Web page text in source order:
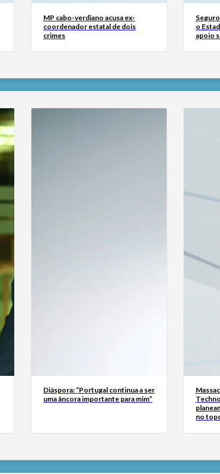
MP cabo-verdiano acusa ex-
coordenador estatal de dois
crimes
o
apoio
Diáspora: “Portugal continua a ser
uma âncora importante para mim”
no